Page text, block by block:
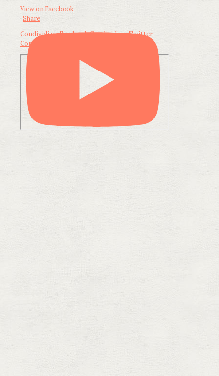
View on Facebook
· Share
Condividi su FacebookCondividi su Twitter
Condividi su LinkedIn